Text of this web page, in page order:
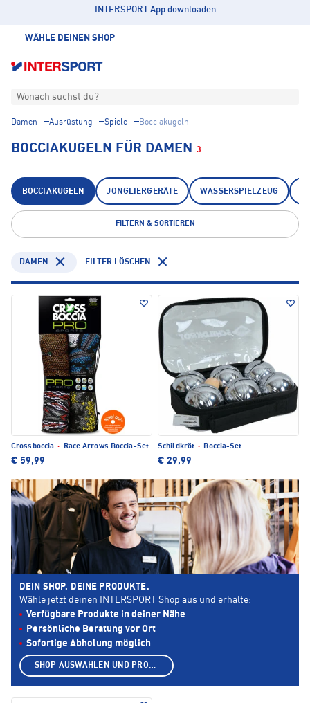
INTERSPORT App downloaden
WÄHLE DEINEN SHOP
Wonach suchst du?
Damen Ausrüstung Spiele Bocciakugeln
BOCCIAKUGELN FÜR DAMEN 3
BOCCIAKUGELN JONGLIERGERÄTE WASSERSPIELZEUG
FILTERN & SORTIEREN
DAMEN FILTER LÖSCHEN
Crossboccia · Race Arrows Boccia-Set
€ 59,99
Schildkröt · Boccia-Set
€ 29,99
DEIN SHOP. DEINE PRODUKTE.
Wähle jetzt deinen INTERSPORT Shop aus und erhalte:
Verfügbare Produkte in deiner Nähe
Persönliche Beratung vor Ort
Sofortige Abholung möglich
SHOP AUSWÄHLEN UND PRODUKTE ANZEIGEN